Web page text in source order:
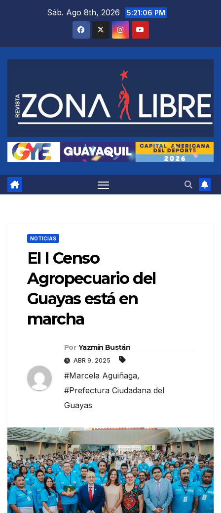
Sáb. Ago 8th, 2026 5:21:07 PM
NOTICIAS
El I Censo
Agropecuario del
Guayas está en
marcha
Por Yazmín Bustán
ABR 9, 2025
#Marcela Aguiñaga,
#Prefectura Ciudadana del
Guayas